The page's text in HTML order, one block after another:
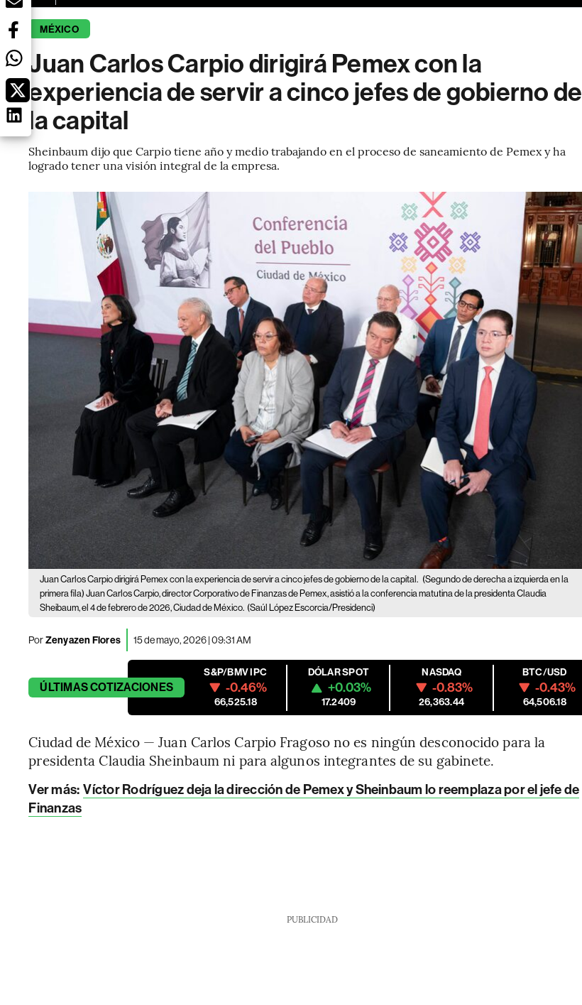
MÉXICO
Juan Carlos Carpio dirigirá Pemex con la
experiencia de servir a cinco jefes de gobierno de
la capital
Sheinbaum dijo que Carpio tiene año y medio trabajando en el proceso de saneamiento de Pemex y ha
logrado tener una visión integral de la empresa.
Juan Carlos Carpio dirigirá Pemex con la experiencia de servir a cinco jefes de gobierno de la capital. (Segundo de derecha a izquierda en la
primera fila) Juan Carlos Carpio, director Corporativo de Finanzas de Pemex, asistió a la conferencia matutina de la presidenta Claudia
Sheibaum, el 4 de febrero de 2026, Ciudad de México. (Saúl López Escorcia/Presidenci)
PorZenyazen Flores 15 de mayo, 2026 | 09:31 AM
ÚLTIMASCOTIZACIONES
S&P/BMV IPC
-0.46%
66,525.18
DÓLAR SPOT
+0.03%
17.2409
NASDAQ
-0.83%
26,363.44
BTC/USD
-0.43%
64,506.18
Ciudad de México — Juan Carlos Carpio Fragoso no es ningún desconocido para la
presidenta Claudia Sheinbaum ni para algunos integrantes de su gabinete.
Ver más: Víctor Rodríguez deja la dirección de Pemex y Sheinbaum lo reemplaza por el jefe de
Finanzas
PUBLICIDAD